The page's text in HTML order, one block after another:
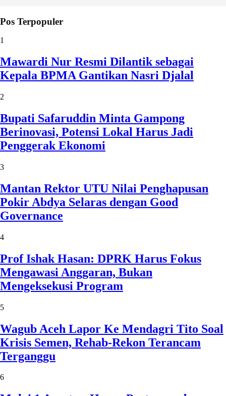
Pos Terpopuler
1
Mawardi Nur Resmi Dilantik sebagai
Kepala BPMA Gantikan Nasri Djalal
2
Bupati Safaruddin Minta Gampong
Berinovasi, Potensi Lokal Harus Jadi
Penggerak Ekonomi
3
Mantan Rektor UTU Nilai Penghapusan
Pokir Abdya Selaras dengan Good
Governance
4
Prof Ishak Hasan: DPRK Harus Fokus
Mengawasi Anggaran, Bukan
Mengeksekusi Program
5
Wagub Aceh Lapor Ke Mendagri Tito Soal
Krisis Semen, Rehab-Rekon Terancam
Terganggu
6